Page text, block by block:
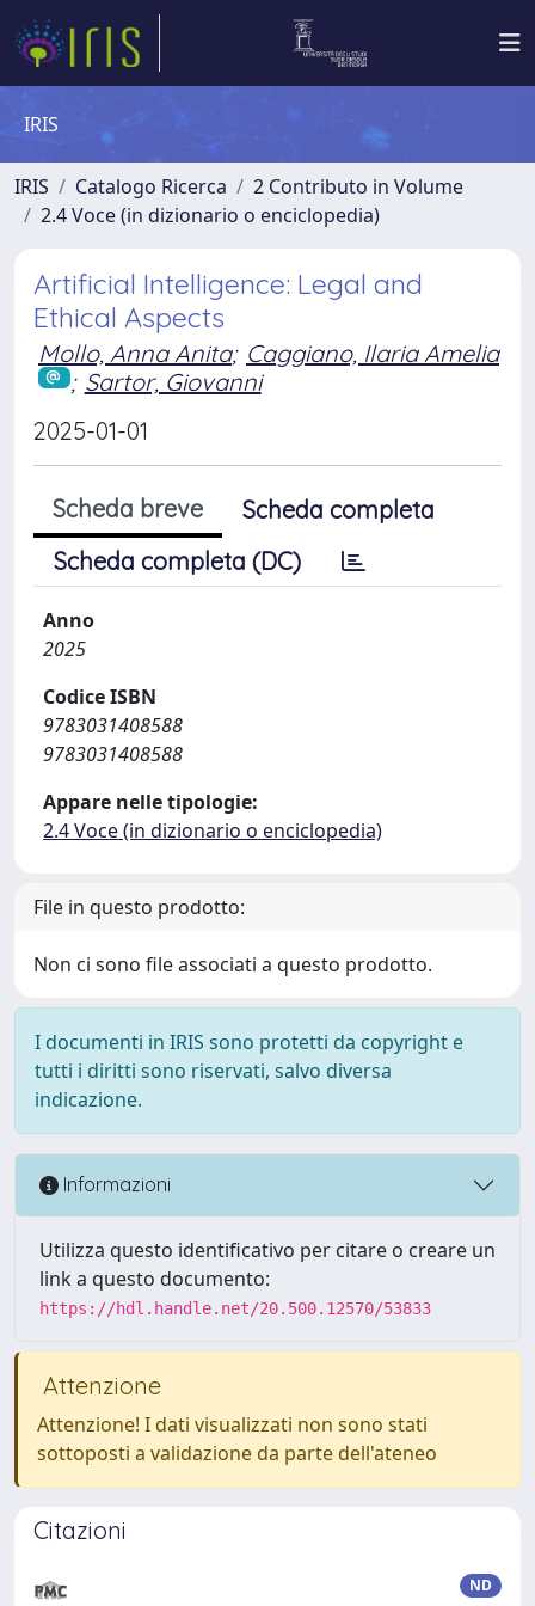
IRIS
IRIS Catalogo Ricerca
2 Contributo in Volume
2.4 Voce (in dizionario o enciclopedia)
Artificial Intelligence: Legal and
Ethical Aspects
Mollo, Anna Anita; Caggiano, Ilaria Amelia
; Sartor, Giovanni
2025-01-01
Scheda breve
Scheda completa
Scheda completa (DC)
Anno
2025
Codice ISBN
9783031408588
9783031408588
Appare nelle tipologie:
2.4 Voce (in dizionario o enciclopedia)
File in questo prodotto:
Non ci sono file associati a questo prodotto.
I documenti in IRIS sono protetti da copyright e
tutti i diritti sono riservati, salvo diversa
indicazione.
Informazioni
Utilizza questo identificativo per citare o creare un
link a questo documento:
https://hdl.handle.net/20.500.12570/53833
Attenzione
Attenzione! I dati visualizzati non sono stati
sottoposti a validazione da parte dell'ateneo
Citazioni
ND